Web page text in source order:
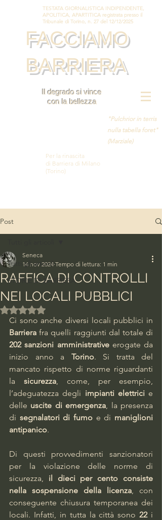
TESTATA GIORNALISTICA INDIPENDENTE,
APOLITICA, APARTITICA registrata presso il
Tribunale di Torino, n. 27 del 12/12/2025
FACCIAMO
BARRIERA
Il degrado si vince
con la bellezza
"Pulchrior in terris
nulla tabella foret"
(Marziale)
Per la rinascita
di Barriera di Milano
(Torino)
Post
Tutti gli articoli
STORIE DI BARRIERA
RAFFICA DI CONTROLLI
NEI LOCALI PUBBLICI
Seneca
14 nov 2024 Tempo di lettura: 1 min
Valutazione NaN stelle su 5.
Barriera
202 sanzioni amministrative erogate da
inizio anno a Torino. Si tratta del
mancato rispetto di norme riguardanti
la sicurezza, come, per esempio,
l’adeguatezza degli impianti elettrici e
delle uscite di emergenza, la presenza
di segnalatori di fumo e di maniglioni
antipanico.
Di questi provvedimenti sanzionatori
per la violazione delle norme di
sicurezza, il dieci per cento consiste
nella sospensione della licenza, con
conseguente chiusura temporanea dei
locali. Infatti, in tutta la città sono 22